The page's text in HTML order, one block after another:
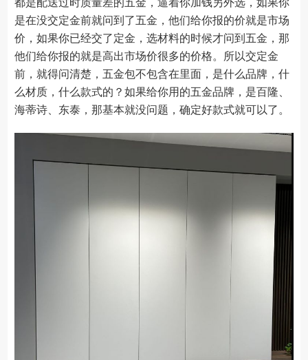
都是配送过时质量差的五金，逼着你加钱另外选，如果你
是在没交定金前就问到了五金，他们给你报的价就是市场
价，如果你已经交了定金，选材料的时候才问到五金，那
他们给你报的就是高出市场价很多的价格。所以交定金
前，就得问清楚，五金包不包含在里面，是什么品牌，什
么材质，什么款式的？如果给你用的五金品牌，是百隆、
海蒂诗、东泰，那基本就没问题，确定好款式就可以了。